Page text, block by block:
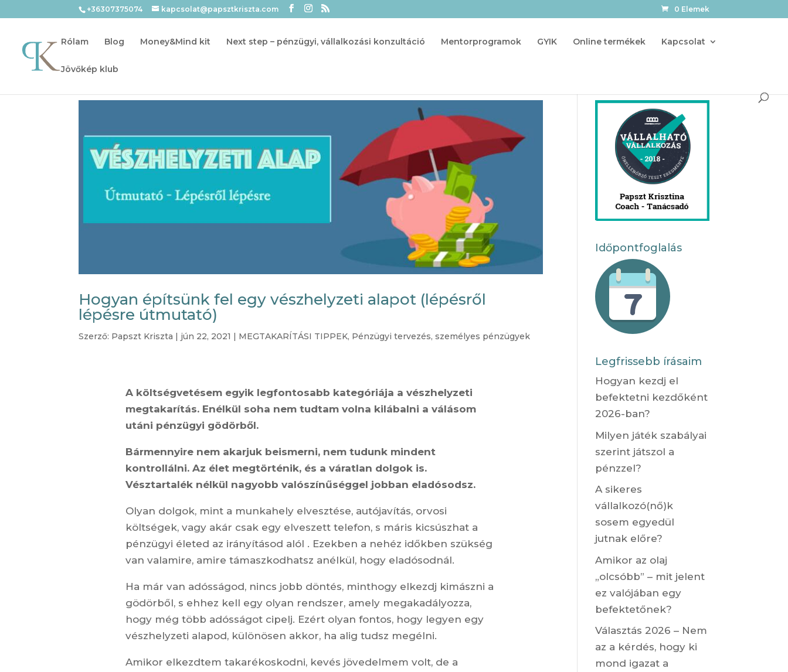
+36307375074 kapcsolat@papsztkriszta.com 0 Elemek
Rólam Blog Money&Mind kit Next step – pénzügyi, vállalkozási konzultáció Mentorprogramok GYIK Online termékek Kapcsolat
Jövőkép klub
Hogyan építsünk fel egy vészhelyzeti alapot (lépésről
lépésre útmutató)
Szerző: Papszt Kriszta | jún 22, 2021 | MEGTAKARÍTÁSI TIPPEK, Pénzügyi tervezés,személyes pénzügyek
A költségvetésem egyik legfontosabb kategóriája a vészhelyzeti
megtakarítás. Enélkül soha nem tudtam volna kilábalni a válásom
utáni pénzügyi gödörből.
Bármennyire nem akarjuk beismerni, nem tudunk mindent
kontrollálni. Az élet megtörténik, és a váratlan dolgok is.
Vésztartalék nélkül nagyobb valószínűséggel jobban eladósodsz.
Olyan dolgok, mint a munkahely elvesztése, autójavítás, orvosi
költségek, vagy akár csak egy elveszett telefon, s máris kicsúszhat a
pénzügyi életed az irányításod alól . Ezekben a nehéz időkben szükség
van valamire, amire támaszkodhatsz anélkül, hogy eladósodnál.
Ha már van adósságod, nincs jobb döntés, minthogy elkezdj kimászni a
gödörből, s ehhez kell egy olyan rendszer, amely megakadályozza,
hogy még több adósságot cipelj. Ezért olyan fontos, hogy legyen egy
vészhelyzeti alapod, különösen akkor, ha alig tudsz megélni.
Amikor elkezdtem takarékoskodni, kevés jövedelmem volt, de a
Időpontfoglalás
Legfrissebb írásaim
Hogyan kezdj el
befektetni kezdőként
2026-ban?
Milyen játék szabályai
szerint játszol a
pénzzel?
A sikeres
vállalkozó(nő)k
sosem egyedül
jutnak előre?
Amikor az olaj
„olcsóbb” – mit jelent
ez valójában egy
befektetőnek?
Választás 2026 – Nem
az a kérdés, hogy ki
mond igazat a